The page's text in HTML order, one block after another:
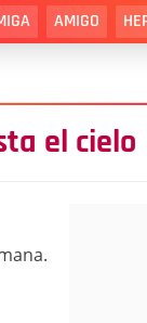
AMIGO
el cielo